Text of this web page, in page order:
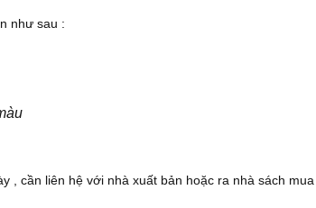
như sau :
, cần liên hệ với nhà xuất bản hoặc ra nhà sách mua